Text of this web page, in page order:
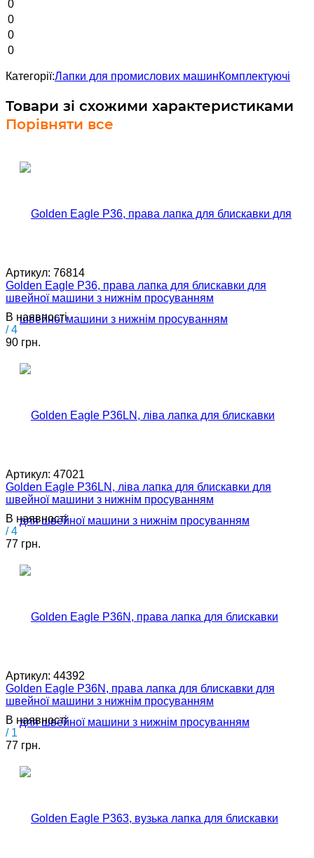
0
0
0
0
Категорії:Лапки для промислових машинКомплектуючі
Товари зі схожими характеристиками
Порівняти все
Артикул: 76814
Golden Eagle P36, права лапка для блискавки для
швейної машини з нижнім просуванням
В наявності
/ 4
90 грн.
Артикул: 47021
Golden Eagle P36LN, ліва лапка для блискавки для
швейної машини з нижнім просуванням
В наявності
/ 4
77 грн.
Артикул: 44392
Golden Eagle P36N, права лапка для блискавки для
швейної машини з нижнім просуванням
В наявності
/ 1
77 грн.